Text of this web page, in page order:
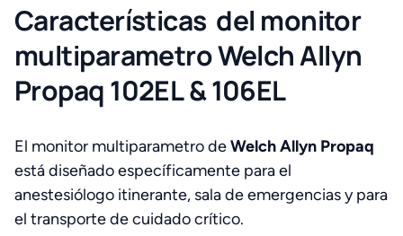
Características del monitor
multiparametro Welch Allyn
Propaq 102EL & 106EL
El monitor multiparametro deWelch Allyn Propaq
está diseñado específicamente para el
anestesiólogo itinerante, sala de emergencias y para
el transporte de cuidado crítico.